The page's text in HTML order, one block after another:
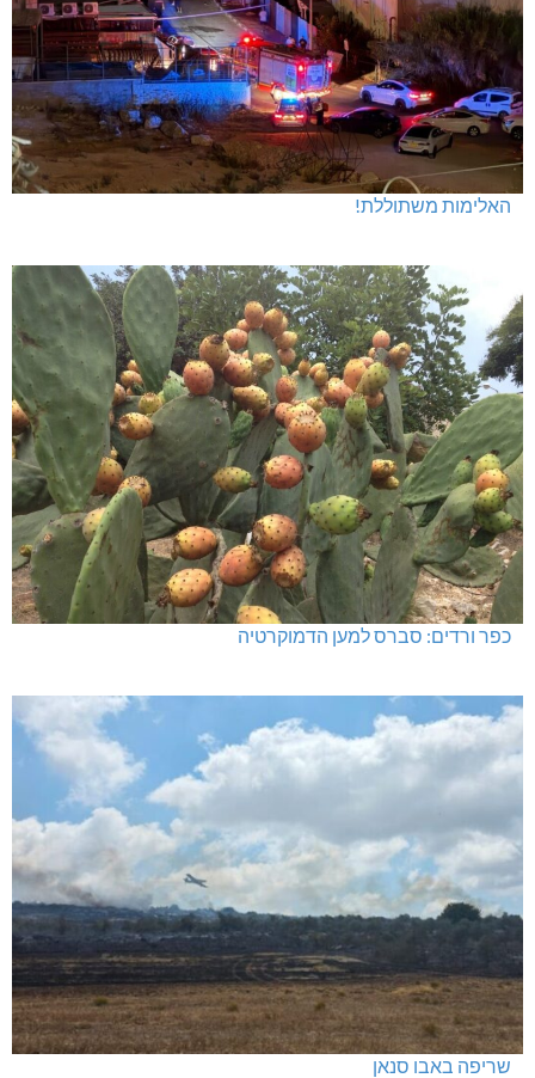
האלימות משתוללת!
כפר ורדים: סברס למען הדמוקרטיה
שריפה באבו סנאן